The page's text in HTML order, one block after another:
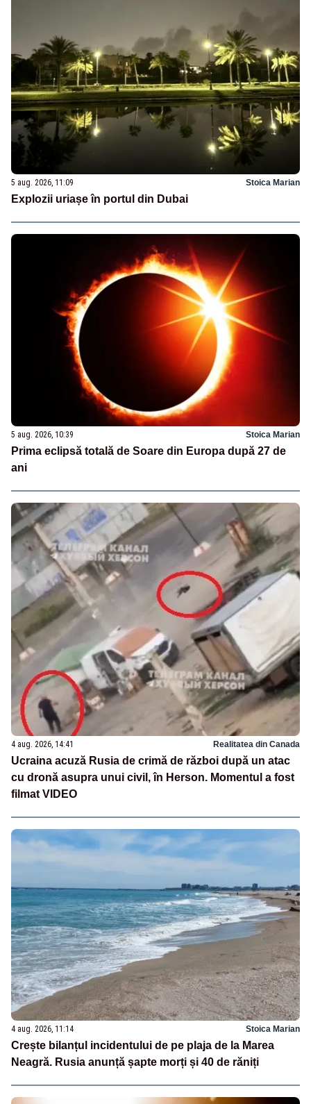
5 aug. 2026, 11:09 Stoica Marian
Explozii uriașe în portul din Dubai
5 aug. 2026, 10:39 Stoica Marian
Prima eclipsă totală de Soare din Europa după 27 de
ani
4 aug. 2026, 14:41 Realitatea din Canada
Ucraina acuză Rusia de crimă de război după un atac
cu dronă asupra unui civil, în Herson. Momentul a fost
filmat VIDEO
4 aug. 2026, 11:14 Stoica Marian
Crește bilanțul incidentului de pe plaja de la Marea
Neagră. Rusia anunță șapte morți și 40 de răniți